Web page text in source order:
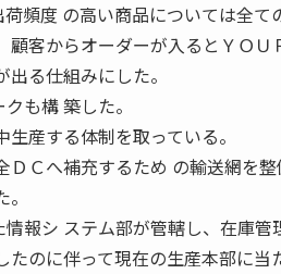
頻度 の高い商品については全て
顧客からオーダーが入るとＹＯ
る仕組みにした。
も構 築した。
産する体制を取っている。
ＤＣへ補充するため の輸送網を
報シ ステム部が管轄し、在庫管
のに伴って現在の生産本部に当